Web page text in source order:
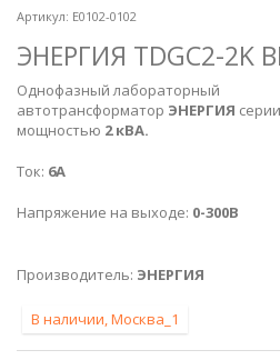
Артикул: Е0102-0102
ЭНЕРГИЯ TDGC2-2K
Однофазный лабораторный
автотрансформатор ЭНЕРГИЯ серии
мощностью 2 кВА.
Ток: 6А
Напряжение на выходе: 0-300В
Производитель: ЭНЕРГИЯ
В наличии, Москва_1